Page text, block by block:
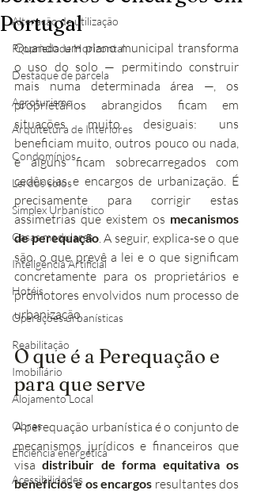
Alteração de utilização
Propriedade Horizontal
Destaque de parcela
Agroturismo
Arquitetura de Interiores
Condomínios
Lei dos solos
Simplex Urbanístico
Casas modulares
Inteligência Artificial
Hotéis
Operações urbanísticas
Reabilitação
Imobiliário
Alojamento Local
Obras
Eficiência energética
Acessibilidades
Portugal
Quando um plano municipal transforma
o uso do solo — permitindo construir
mais numa determinada área —, os
proprietários abrangidos ficam em
situações muito desiguais: uns
beneficiam muito, outros pouco ou nada,
e alguns ficam sobrecarregados com
cedências e encargos de urbanização. É
precisamente para corrigir estas
assimetrias que existem os mecanismos
de perequação. A seguir, explica-se o que
são, o que prevê a lei e o que significam
concretamente para os proprietários e
promotores envolvidos num processo de
urbanização.
O que é a Perequação e
para que serve
A perequação urbanística é o conjunto de
mecanismos jurídicos e financeiros que
visa distribuir de forma equitativa os
benefícios e os encargos resultantes dos